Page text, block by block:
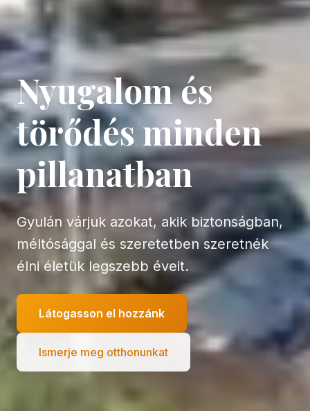
Nyugalom és
törődés minden
pillanatban
Gyulán várjuk azokat, akik biztonságban,
méltósággal és szeretetben szeretnék
élni életük legszebb éveit.
Látogasson el hozzánk
Ismerje meg otthonunkat